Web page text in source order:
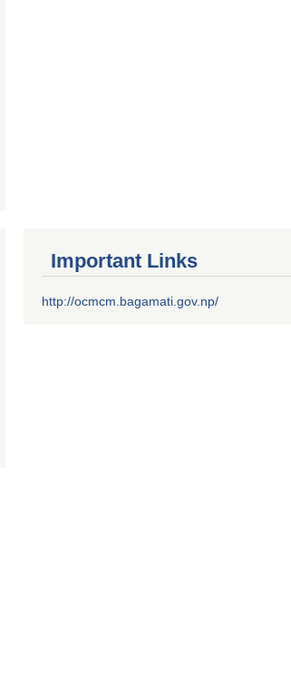
Important Links
http://ocmcm.bagamati.gov.np/